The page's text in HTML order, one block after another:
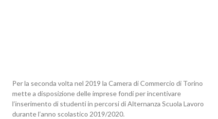
Per la seconda volta nel 2019 la Camera di Commercio di Torino
mette a disposizione delle imprese fondi per incentivare
l’inserimento di studenti in percorsi di Alternanza Scuola Lavoro
durante l’anno scolastico 2019/2020.